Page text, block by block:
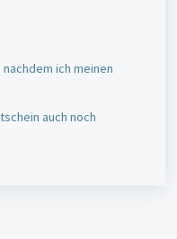
ich meinen
auch noch